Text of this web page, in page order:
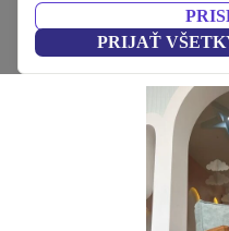
PRIJAŤ
modrá
(Zbieranie recenzií)